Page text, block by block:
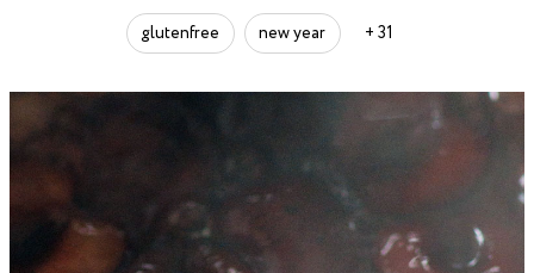
glutenfree new year + 31